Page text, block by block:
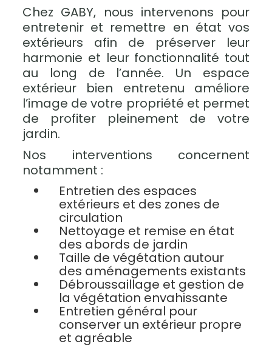
Chez GABY, nous intervenons pour
entretenir et remettre en état vos
extérieurs afin de préserver leur
harmonie et leur fonctionnalité tout
au long de l’année. Un espace
extérieur bien entretenu améliore
l’image de votre propriété et permet
de profiter pleinement de votre
jardin.
Nos interventions concernent
notamment :
Entretien des espaces
extérieurs et des zones de
circulation
Nettoyage et remise en état
des abords de jardin
Taille de végétation autour
des aménagements existants
Débroussaillage et gestion de
la végétation envahissante
Entretien général pour
conserver un extérieur propre
et agréable